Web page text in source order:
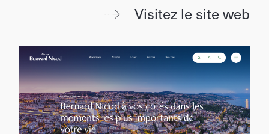
Visitez le site web